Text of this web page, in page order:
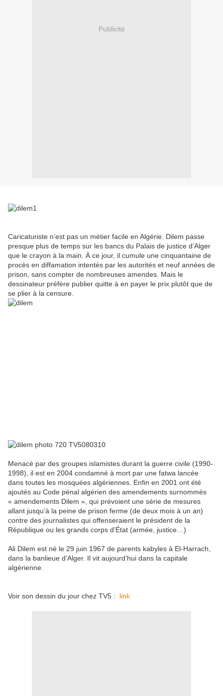
Publicité
Caricaturiste n’est pas un métier facile en Algérie. Dilem passe
presque plus de temps sur les bancs du Palais de justice d’Alger
que le crayon à la main. À ce jour, il cumule une cinquantaine de
procès en diffamation intentés par les autorités et neuf années de
prison, sans compter de nombreuses amendes. Mais le
dessinateur préfère publier quitte à en payer le prix plutôt que de
se plier à la censure.
Menacé par des groupes islamistes durant la guerre civile (1990-
1998), il est en 2004 condamné à mort par une fatwa lancée
dans toutes les mosquées algériennes. Enfin en 2001 ont été
ajoutés au Code pénal algérien des amendements surnommés
« amendements Dilem », qui prévoient une série de mesures
allant jusqu’à la peine de prison ferme (de deux mois à un an)
contre des journalistes qui offenseraient le président de la
République ou les grands corps d’État (armée, justice…)
Ali Dilem est né le 29 juin 1967 de parents kabyles à El-Harrach,
dans la banlieue d’Alger. Il vit aujourd’hui dans la capitale
algérienne.
Voir son dessin du jour chez TV5 : link